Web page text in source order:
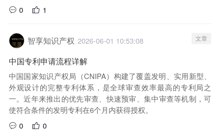
0
1
智享知识产权 2026-06-01 10:53:08 文章
中国专利申请流程详解
中国国家知识产权局（CNIPA）构建了覆盖发明、实用新型、
外观设计的完整专利体系，是全球审查效率最高的专利局之
一。近年来推出的优先审查、快速预审、集中审查等机制，可
使符合条件的发明专利在6个月内获得授权。
0
0